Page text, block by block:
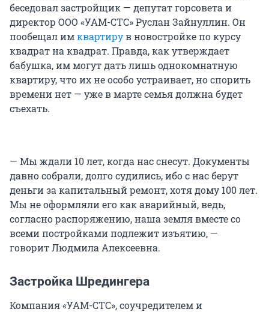
беседовал застройщик — депутат горсовета и
директор ООО «УАМ-СТС» Руслан Зайнуллин. Он
пообещал имквартирув новостройке по курсу
квадрат на квадрат. Правда, как утверждает
бабушка, им могут дать лишь однокомнатную
квартиру, что их не особо устраивает, но спорить
времени нет — уже в марте семья должна будет
съехать.
— Мы ждали 10 лет, когда нас снесут. Документы
давно собрали, долго судились, ибо с нас берут
деньги за капитальный ремонт, хотя дому 100 лет.
Мы не оформляли его как аварийный, ведь,
согласно распоряжению, наша земля вместе со
всеми постройками подлежит изъятию, —
говорит Людмила Алексеевна.
Застройка Шредингера
Компания «УАМ-СТС», соучредителем и